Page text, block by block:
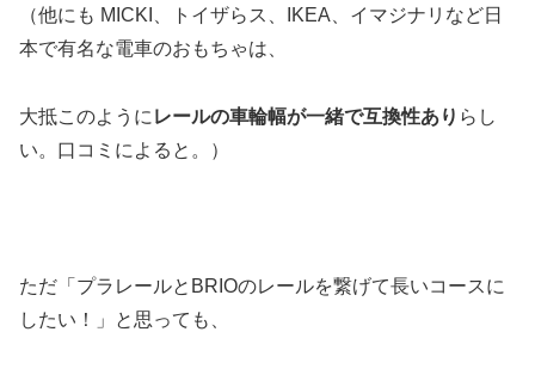
（他にも MICKI、トイザらス、IKEA、イマジナリなど日
本で有名な電車のおもちゃは、
大抵このように レールの車輪幅が一緒で互換性あり らし
い。口コミによると。）
ただ「プラレールとBRIOのレールを繋げて長いコースに
したい！」と思っても、